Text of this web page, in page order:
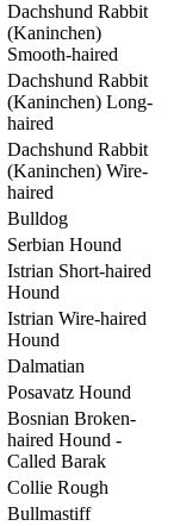
Dachshund Rabbit
(Kaninchen)
Smooth-haired
Dachshund Rabbit
(Kaninchen) Long-
haired
Dachshund Rabbit
(Kaninchen) Wire-
haired
Bulldog
Serbian Hound
Istrian Short-haired
Hound
Istrian Wire-haired
Hound
Dalmatian
Posavatz Hound
Bosnian Broken-
haired Hound -
Called Barak
Collie Rough
Bullmastiff